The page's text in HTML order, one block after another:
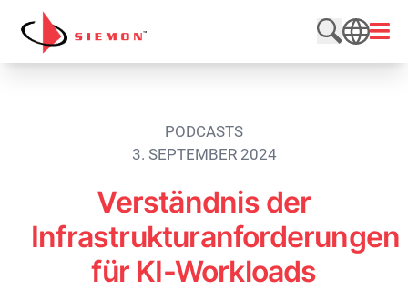
Direkt zum Inhalt wechseln
Website
SEARCH
PODCASTS
3. SEPTEMBER 2024
Verständnis der
Infrastrukturanforderungen
für KI-Workloads